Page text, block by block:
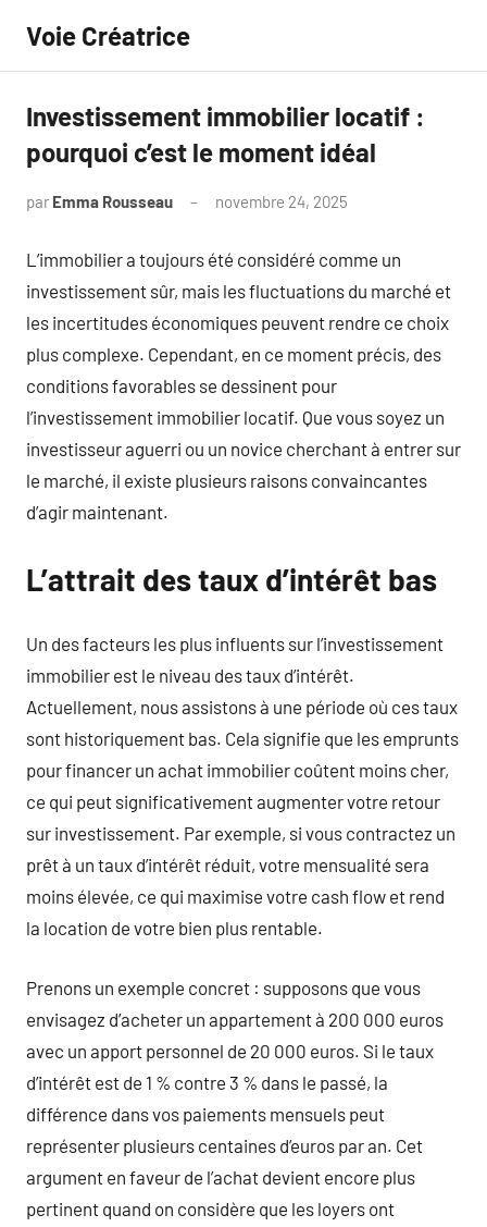
contenu
Voie Créatrice
Investissement immobilier locatif :
pourquoi c’est le moment idéal
par Emma Rousseau novembre 24, 2025
L’immobilier a toujours été considéré comme un
investissement sûr, mais les fluctuations du marché et
les incertitudes économiques peuvent rendre ce choix
plus complexe. Cependant, en ce moment précis, des
conditions favorables se dessinent pour
l’investissement immobilier locatif. Que vous soyez un
investisseur aguerri ou un novice cherchant à entrer sur
le marché, il existe plusieurs raisons convaincantes
d’agir maintenant.
L’attrait des taux d’intérêt bas
Un des facteurs les plus influents sur l’investissement
immobilier est le niveau des taux d’intérêt.
Actuellement, nous assistons à une période où ces taux
sont historiquement bas. Cela signifie que les emprunts
pour financer un achat immobilier coûtent moins cher,
ce qui peut significativement augmenter votre retour
sur investissement. Par exemple, si vous contractez un
prêt à un taux d’intérêt réduit, votre mensualité sera
moins élevée, ce qui maximise votre cash flow et rend
la location de votre bien plus rentable.
Prenons un exemple concret : supposons que vous
envisagez d’acheter un appartement à 200 000 euros
avec un apport personnel de 20 000 euros. Si le taux
d’intérêt est de 1 % contre 3 % dans le passé, la
différence dans vos paiements mensuels peut
représenter plusieurs centaines d’euros par an. Cet
argument en faveur de l’achat devient encore plus
pertinent quand on considère que les loyers ont